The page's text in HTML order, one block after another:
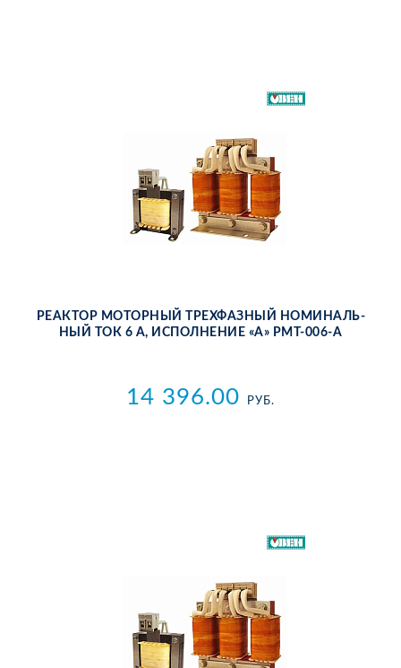
РЕ­АК­ТОР МО­ТОР­НЫЙ ТРЕХ­ФАЗ­НЫЙ НО­МИ­НАЛЬ­
НЫЙ ТОК 6 А, ИС­ПОЛ­НЕ­НИЕ «А» РМТ-006-А
14 396.00 РУБ.